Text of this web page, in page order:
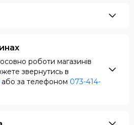
роботи магазинів
звернутись в
або за телефоном 073-414-